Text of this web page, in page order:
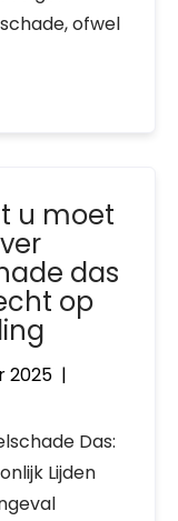
ofwel
u moet
das
op
2025 |
Das:
Lijden